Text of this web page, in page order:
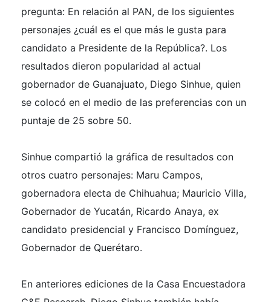
pregunta: En relación al PAN, de los siguientes
personajes ¿cuál es el que más le gusta para
candidato a Presidente de la República?. Los
resultados dieron popularidad al actual
gobernador de Guanajuato, Diego Sinhue, quien
se colocó en el medio de las preferencias con un
puntaje de 25 sobre 50.
Sinhue compartió la gráfica de resultados con
otros cuatro personajes: Maru Campos,
gobernadora electa de Chihuahua; Mauricio Villa,
Gobernador de Yucatán, Ricardo Anaya, ex
candidato presidencial y Francisco Domínguez,
Gobernador de Querétaro.
En anteriores ediciones de la Casa Encuestadora